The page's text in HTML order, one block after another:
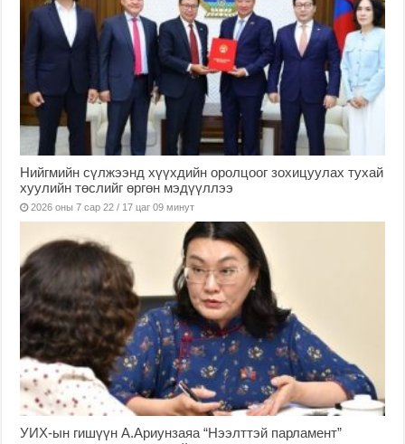
Нийгмийн сүлжээнд хүүхдийн оролцоог зохицуулах тухай
хуулийн төслийг өргөн мэдүүллээ
2026 оны 7 сар 22 / 17 цаг 09 минут
УИХ-ын гишүүн А.Ариунзаяа “Нээлттэй парламент”